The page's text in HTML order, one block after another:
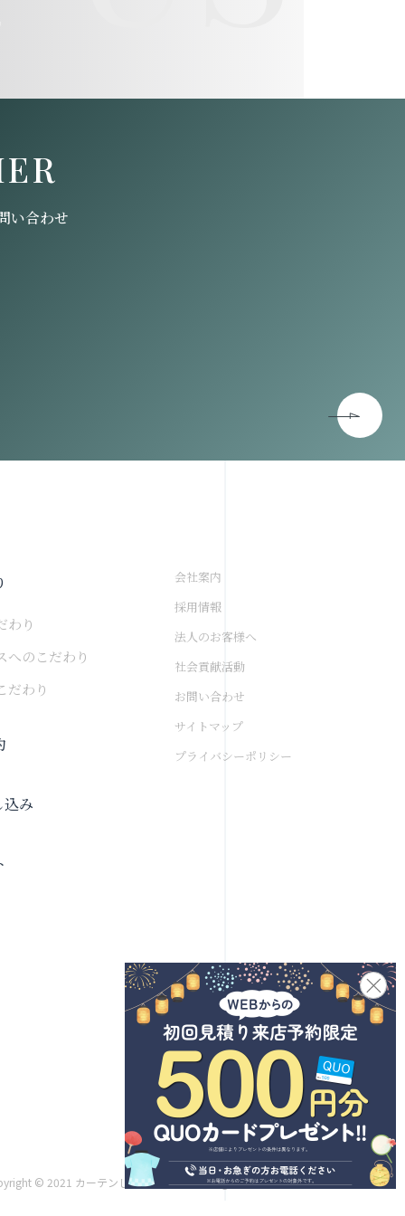
い合わせ
わり
へのこだわり
だわり
込み
会社案内
採用情報
法人のお客様へ
社会貢献活動
お問い合わせ
サイトマップ
プライバシーポリシー
© 2021 カーテンじゅうたん王国 All Rights Reserved.